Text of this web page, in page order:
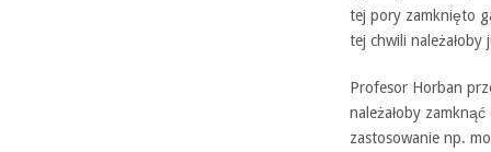
tej pory zamknięto
tej chwili
Profesor Horban
należałoby
zastosowanie np.